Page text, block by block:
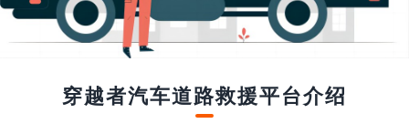
穿越者汽车道路救援平台介绍